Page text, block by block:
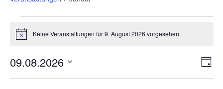
August
HinweisKeine Veranstaltungen für 9. August 2026 vorgesehen.
Tag
09.08.2026